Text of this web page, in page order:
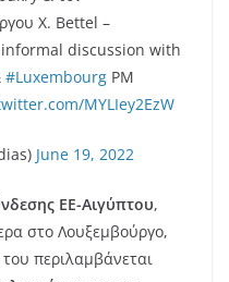
Χ. Βettel –
discussion with
#Luxembourg PM
MYLIey2EzW
June 19, 2022
ΕΕ-Αιγύπτου,
στο Λουξεμβούργο,
περιλαμβάνεται